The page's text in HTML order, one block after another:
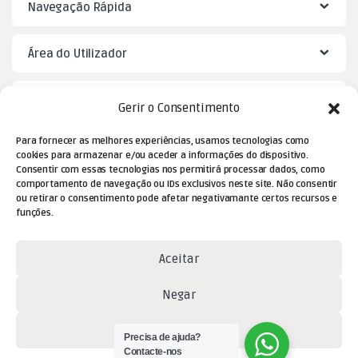
Gerir o Consentimento
Para fornecer as melhores experiências, usamos tecnologias como
cookies para armazenar e/ou aceder a informações do dispositivo.
Consentir com essas tecnologias nos permitirá processar dados, como
comportamento de navegação ou IDs exclusivos neste site. Não consentir
ou retirar o consentimento pode afetar negativamante certos recursos e
funções.
Aceitar
Negar
Ver preferências
Navegação Rápida
Área do Utilizador
(+351) 229 477 080
nacional)
Precisa de ajuda?
Contacte-nos